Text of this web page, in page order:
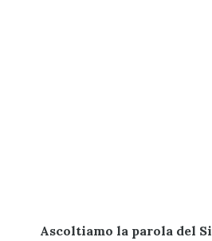
Ascoltiamo la parola del